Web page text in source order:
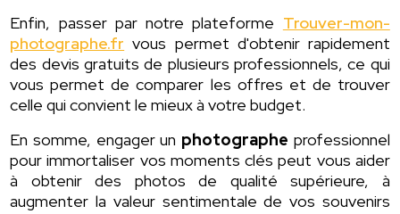
Enfin, passer par notre plateforme Trouver-mon-
photographe.fr vous permet d'obtenir rapidement
des devis gratuits de plusieurs professionnels, ce qui
vous permet de comparer les offres et de trouver
celle qui convient le mieux à votre budget.
En somme, engager un photographe professionnel
pour immortaliser vos moments clés peut vous aider
à obtenir des photos de qualité supérieure, à
augmenter la valeur sentimentale de vos souvenirs